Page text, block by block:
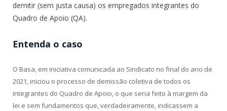
demitir (sem justa causa) os empregados integrantes do
Quadro de Apoio (QA).
Entenda o caso
O Basa, em iniciativa comunicada ao Sindicato no final do ano de
2021, iniciou o processo de demissão coletiva de todos os
integrantes do Quadro de Apoio, o que seria feito à margem da
lei e sem fundamentos que, verdadeiramente, indicassem a